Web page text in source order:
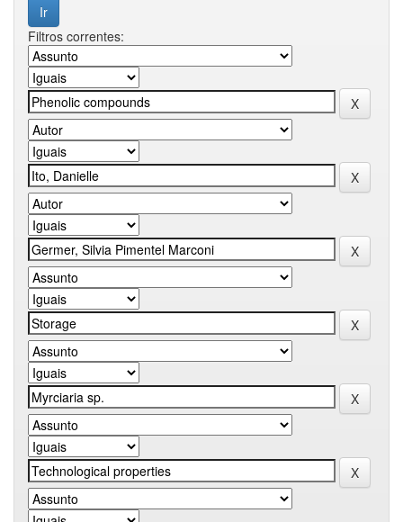
Filtros correntes: